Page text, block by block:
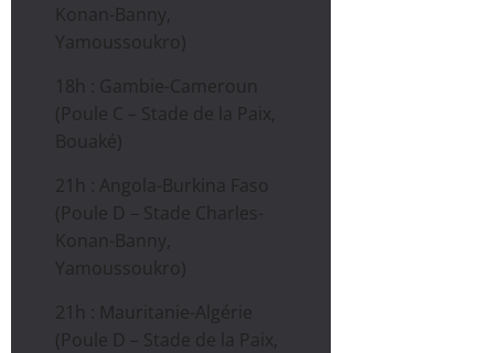
Konan-Banny,
Yamoussoukro)
18h : Gambie-Cameroun
(Poule C – Stade de la Paix,
Bouaké)
21h : Angola-Burkina Faso
(Poule D – Stade Charles-
Konan-Banny,
Yamoussoukro)
21h : Mauritanie-Algérie
(Poule D – Stade de la Paix,